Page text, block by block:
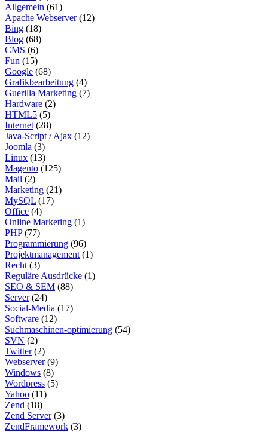
Allgemein (61)
Apache Webserver(12)
Bing (18)
Blog (68)
CMS (6)
Fun (15)
Google (68)
Grafikbearbeitung (4)
Guerilla Marketing (7)
Hardware (2)
HTML5 (5)
Internet (28)
Java-Script / Ajax (12)
Joomla (3)
Linux (13)
Magento (125)
Mail (2)
Marketing (21)
MySQL (17)
Office (4)
Online Marketing (1)
PHP(77)
Programmierung (96)
Projektmanagement (1)
Recht (3)
Reguläre Ausdrücke (1)
SEO & SEM (88)
Server(24)
Social-Media (17)
Software (12)
Suchmaschinen-optimierung (54)
SVN (2)
Twitter(2)
Webserver(9)
Windows (8)
Wordpress (5)
Yahoo (11)
Zend (18)
Zend Server(3)
ZendFramework (3)